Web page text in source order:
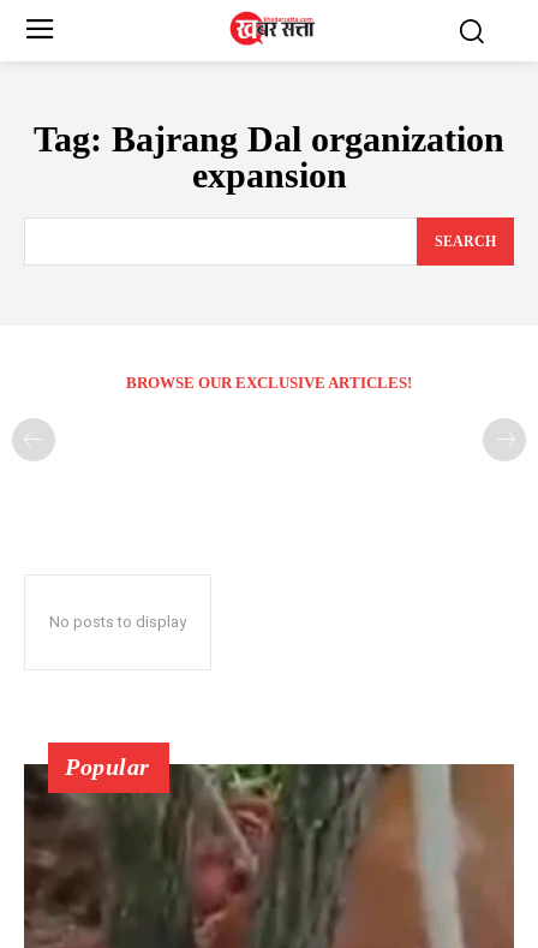
Tag: Bajrang Dal organization
expansion
SEARCH
BROWSE OUR EXCLUSIVE ARTICLES!
No posts to display
Popular